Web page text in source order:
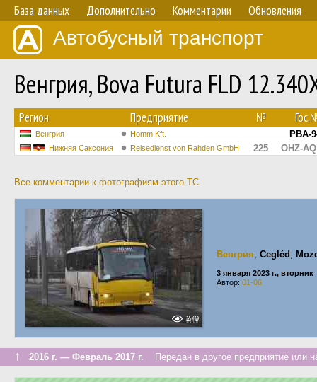
База данных Дополнительно Комментарии Обновления
Автобусный транспорт
Венгрия, Bova Futura FLD
Регион Предприятие №
Венгрия Homm Kft. PBA-
Нижняя Саксония Reisedienst von Rahden GmbH 225 OHZ-
Все комментарии к фотографиям этого ТС
270
Венгрия, Cegléd ,
3 января 2023 г., вторник
Автор: 01-06
↑ 2016 г. — Февраль 2017 г. Передан в другое предприятие или